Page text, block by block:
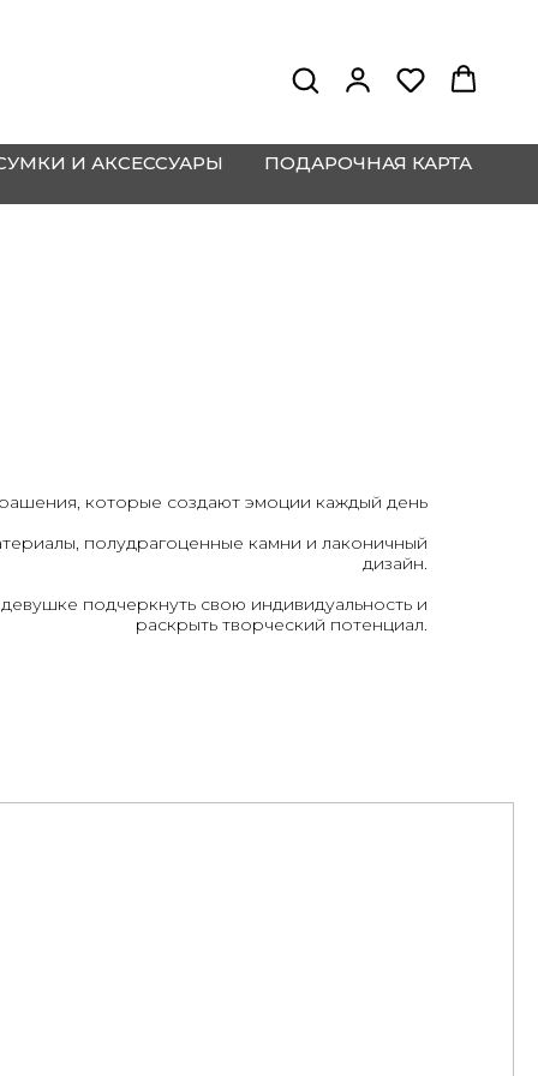
И АКСЕССУАРЫ ПОДАРОЧНАЯ КАРТА
которые создают эмоции каждый день
полудрагоценные камни и лаконичный
дизайн.
подчеркнуть свою индивидуальность и
раскрыть творческий потенциал.